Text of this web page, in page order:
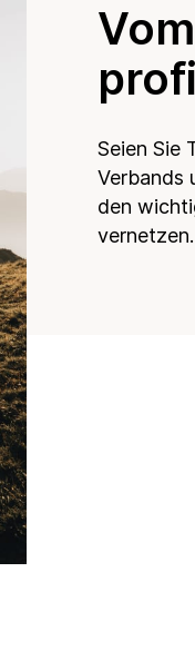
Seien Sie
Verbands
den
vernetzen.